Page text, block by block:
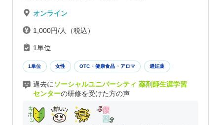
オンライン
1,000円/人（税込）
1単位
1単位 女性 OTC・健康食品・アロマ 避妊薬
過去にソーシャルユニバーシティ 薬剤師生涯学習
センターの研修を受けた方の声